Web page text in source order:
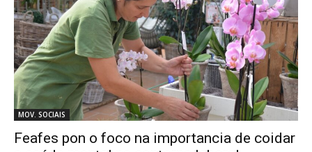
MOV. SOCIAIS
Feafes pon o foco na importancia de coidar